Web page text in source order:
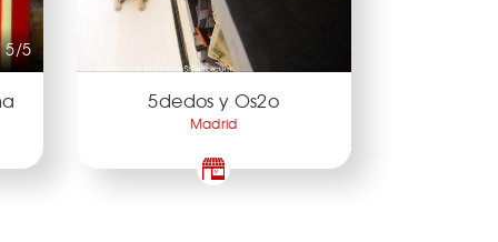
5/5
5dedos y Os2o
Madrid